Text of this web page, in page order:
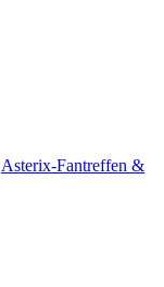
Asterix-Fantreffen &